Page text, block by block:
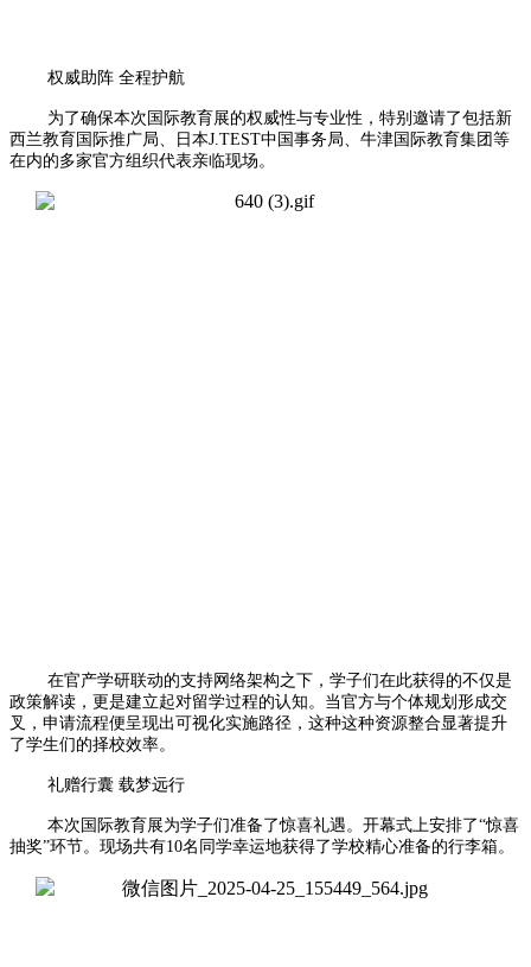
权威助阵 全程护航
为了确保本次国际教育展的权威性与专业性，特别邀请了包括新
西兰教育国际推广局、日本J.TEST中国事务局、牛津国际教育集团等
在内的多家官方组织代表亲临现场。
在官产学研联动的支持网络架构之下，学子们在此获得的不仅是
政策解读，更是建立起对留学过程的认知。当官方与个体规划形成交
叉，申请流程便呈现出可视化实施路径，这种这种资源整合显著提升
了学生们的择校效率。
礼赠行囊 载梦远行
本次国际教育展为学子们准备了惊喜礼遇。开幕式上安排了“惊喜
抽奖”环节。现场共有10名同学幸运地获得了学校精心准备的行李箱。